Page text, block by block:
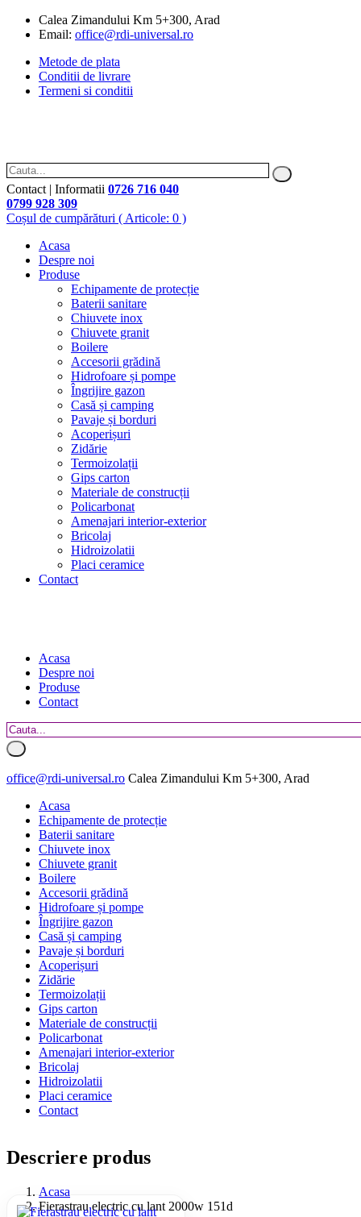
Calea Zimandului Km 5+300, Arad
Email: office@rdi-universal.ro
Metode de plata
Conditii de livrare
Termeni si conditii
Contact | Informatii 0726 716 040
0799 928 309
Coșul de cumpărături ( Articole: 0 )
Acasa
Despre noi
Produse
Echipamente de protecție
Baterii sanitare
Chiuvete inox
Chiuvete granit
Boilere
Accesorii grădină
Hidrofoare și pompe
Îngrijire gazon
Casă și camping
Pavaje și borduri
Acoperișuri
Zidărie
Termoizolații
Gips carton
Materiale de construcții
Policarbonat
Amenajari interior-exterior
Bricolaj
Hidroizolatii
Placi ceramice
Contact
Acasa
Despre noi
Produse
Contact
office@rdi-universal.ro Calea Zimandului Km 5+300, Arad
Acasa
Echipamente de protecție
Baterii sanitare
Chiuvete inox
Chiuvete granit
Boilere
Accesorii grădină
Hidrofoare și pompe
Îngrijire gazon
Casă și camping
Pavaje și borduri
Acoperișuri
Zidărie
Termoizolații
Gips carton
Materiale de construcții
Policarbonat
Amenajari interior-exterior
Bricolaj
Hidroizolatii
Placi ceramice
Contact
Descriere produs
Acasa
Fierastrau electric cu lant 2000w 151d